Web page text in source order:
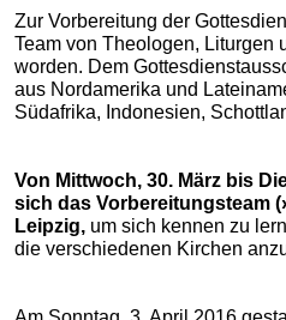
Zur Vorbereitung der
Team von Theologen, Liturgen
worden. Dem
aus Nordamerika und
Südafrika, Indonesien,
Von Mittwoch, 30. März bis
sich das Vorbereitungsteam
Leipzig, um sich kennen zu
die verschiedenen Kirchen